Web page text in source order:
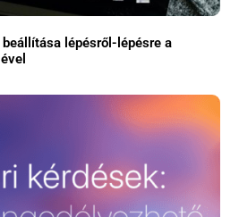
lépésről-lépésre a